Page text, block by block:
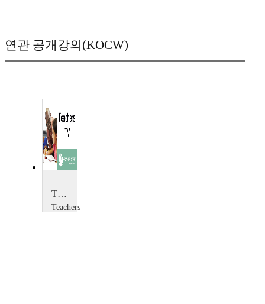
연관 공개강의(KOCW)
The Victorians: Brunelâ€™s SS Great Britain
Teachers